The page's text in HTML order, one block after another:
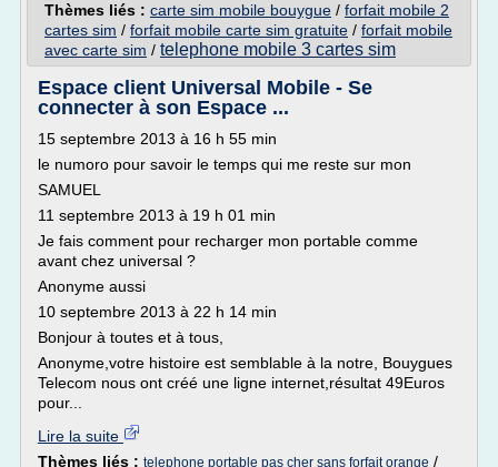
Thèmes liés : carte sim mobile bouygue / forfait mobile 2
cartes sim / forfait mobile carte sim gratuite / forfait mobile
avec carte sim / telephone mobile 3 cartes sim
Espace client Universal Mobile - Se
connecter à son Espace ...
15 septembre 2013 à 16 h 55 min
le numoro pour savoir le temps qui me reste sur mon
SAMUEL
11 septembre 2013 à 19 h 01 min
Je fais comment pour recharger mon portable comme
avant chez universal ?
Anonyme aussi
10 septembre 2013 à 22 h 14 min
Bonjour à toutes et à tous,
Anonyme,votre histoire est semblable à la notre, Bouygues
Telecom nous ont créé une ligne internet,résultat 49Euros
pour...
Lire la suite
Thèmes liés : telephone portable pas cher sans forfait orange /